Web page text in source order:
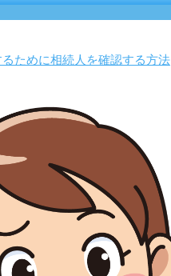
ために相続人を確認する方法